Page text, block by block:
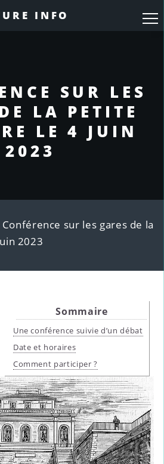
INFO
SUR LES
LA PETITE
LE 4 JUIN
2023
Conférence sur les gares de la
2023
Sommaire
Une conférence suivie d’un débat
Date et horaires
Comment participer ?